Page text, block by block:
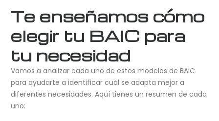
Te enseñamos cómo
elegir tu BAIC para
tu necesidad
Vamos a analizar cada uno de estos modelos de BAIC
para ayudarte a identificar cuál se adapta mejor a
diferentes necesidades. Aquí tienes un resumen de cada
uno: